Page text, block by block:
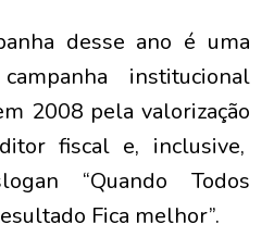
desse ano é uma
institucional
2008 pela valorização
fiscal e, inclusive,
“Quando Todos
Fica melhor”.